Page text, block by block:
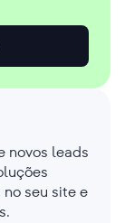
novos leads
seu site e